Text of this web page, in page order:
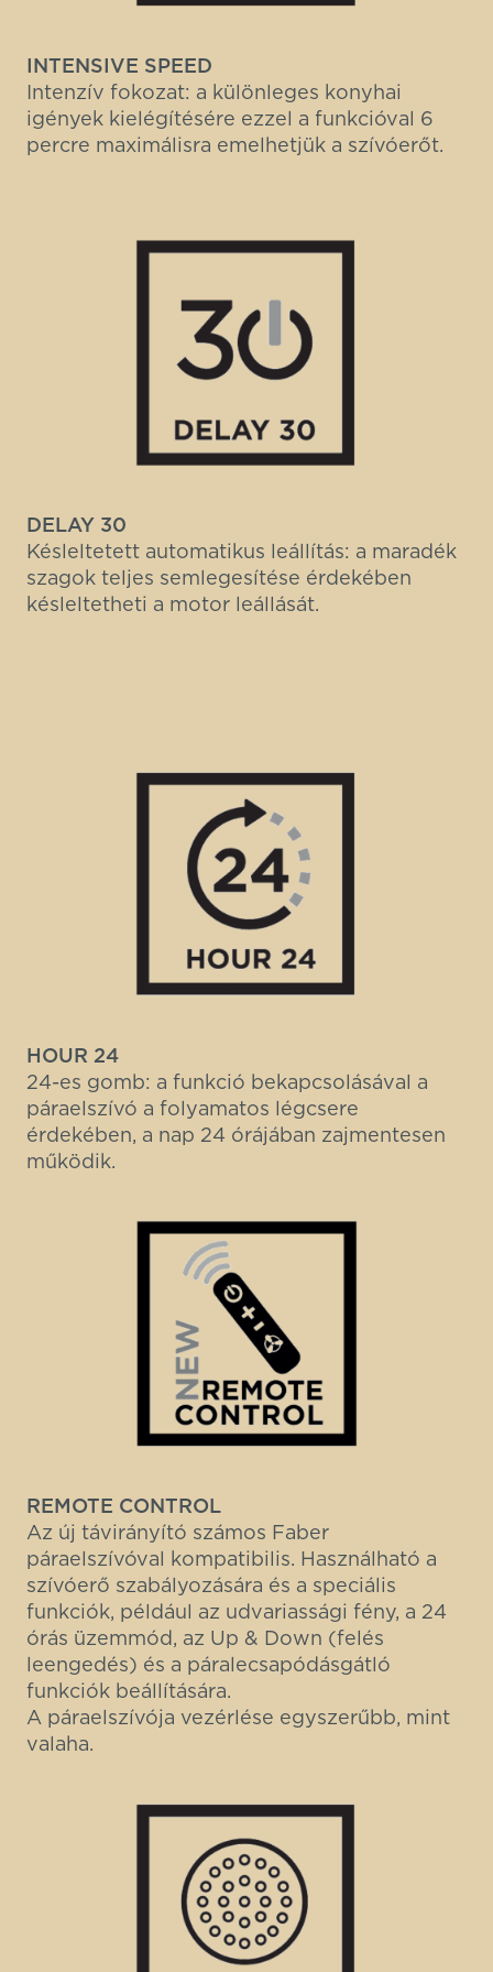
INTENSIVE SPEED
Intenzív fokozat: a különleges konyhai
igények kielégítésére ezzel a funkcióval 6
percre maximálisra emelhetjük a szívóerőt.
DELAY 30
Késleltetett automatikus leállítás: a maradék
szagok teljes semlegesítése érdekében
késleltetheti a motor leállását.
HOUR 24
24-es gomb: a funkció bekapcsolásával a
páraelszívó a folyamatos légcsere
érdekében, a nap 24 órájában zajmentesen
működik.
REMOTE CONTROL
Az új távirányító számos Faber
páraelszívóval kompatibilis. Használható a
szívóerő szabályozására és a speciális
funkciók, például az udvariassági fény, a 24
órás üzemmód, az Up & Down (felés
leengedés) és a páralecsapódásgátló
funkciók beállítására.
A páraelszívója vezérlése egyszerűbb, mint
valaha.